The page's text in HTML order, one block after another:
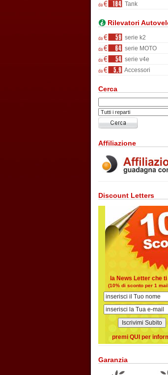
Tank
Rilevatori
serie k2
serie MOTO
serie v4e
Accessori
Cerca
Affiliazione
Discount Letters
la News Letter che ti
(10% di sconto per 1 mail
premi QUI per
Garanzia